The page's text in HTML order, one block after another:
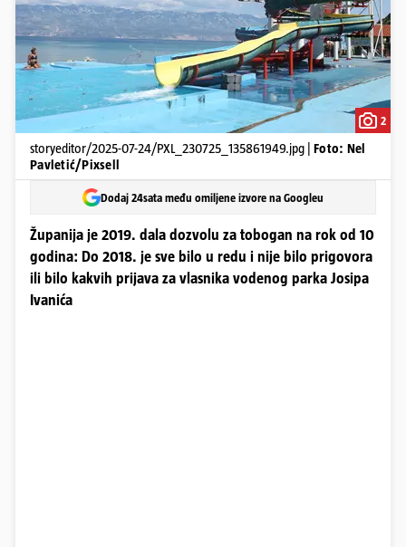
2
storyeditor/2025-07-24/PXL_230725_135861949.jpg | Foto: Nel
Pavletić/Pixsell
Dodaj 24sata među omiljene izvore na Googleu
Županija je 2019. dala dozvolu za tobogan na rok od 10
godina: Do 2018. je sve bilo u redu i nije bilo prigovora
ili bilo kakvih prijava za vlasnika vodenog parka Josipa
Ivanića